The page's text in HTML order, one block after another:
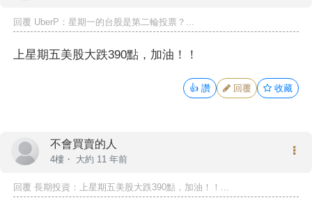
回覆 UberP ：星期一的台股是第二輪投票？...
上星期五美股大跌390點，加油！！
👍 讚 回覆 收藏
不會買賣的人
4樓・ 大約 11 年前
回覆 長期投資 ：上星期五美股大跌390點，加油！！...